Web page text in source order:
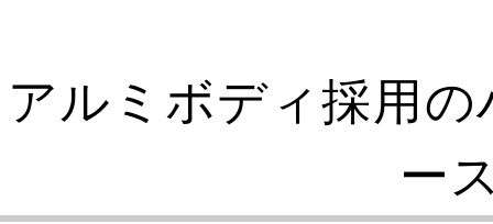
アルミボディ採用
ー